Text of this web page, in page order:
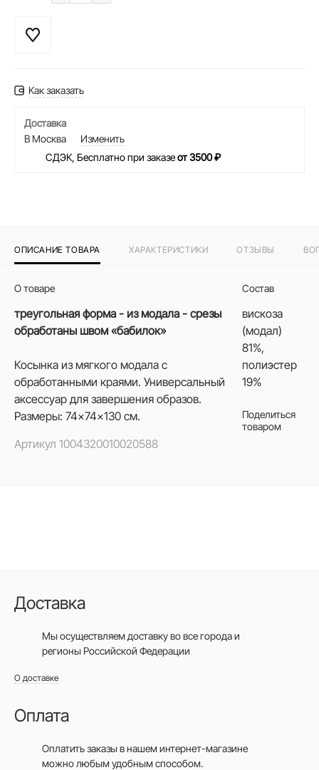
Как заказать
Доставка
В Москва
Изменить
СДЭК, Бесплатно при заказеот 3500 ₽
ОПИСАНИЕ ТОВАРА ХАРАКТЕРИСТИКИ ОТЗЫВЫ
О товаре
треугольная форма - из модала - срезы
обработаны швом «бабилок»
Косынка из мягкого модала с
обработанными краями. Универсальный
аксессуар для завершения образов.
Размеры: 74×74×130 см.
Артикул 1004320010020588
Состав
вискоза
(модал)
81%,
полиэстер
19%
Поделиться
товаром
Доставка
Мы осуществляем доставку во все городаи
регионы Российской Федерации
О доставке
Оплата
Оплатить заказы в нашем интернет-магазине
можно любым удобным способом.